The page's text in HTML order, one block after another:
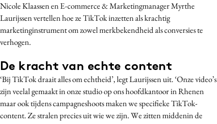
Interne communicatie
Martech
Media
PR
Programmatic
Purpose Marketing
Reputatie & crisis
Nicole Klaassen en E-commerce & Marketingmanager Myrthe
Laurijssen vertellen hoe ze TikTok inzetten als krachtig
marketinginstrument om zowel merkbekendheid als conversies te
verhogen.
De kracht van echte content
‘Bij TikTok draait alles om echtheid’, legt Laurijssen uit. ‘Onze video’s
zijn veelal gemaakt in onze studio op ons hoofdkantoor in Rhenen
maar ook tijdens campagneshoots maken we specifieke TikTok-
content. Ze stralen precies uit wie we zijn. We zitten middenin de